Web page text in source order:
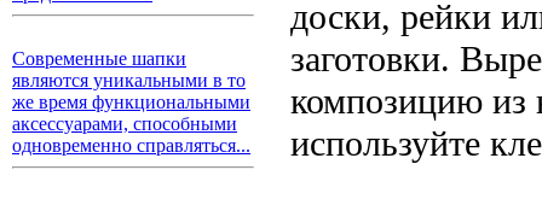
Современные шапки
являются уникальными в то
же время функциональными
аксессуарами, способными
одновременно справляться...
доски, рейки
заготовки.
композицию из
используйте